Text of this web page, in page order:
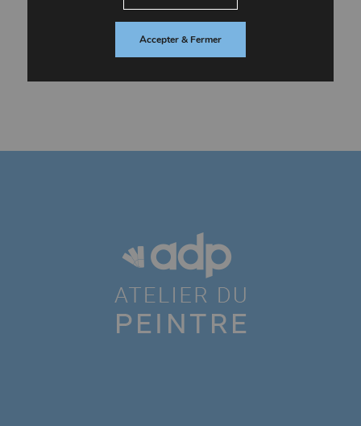
Accepter & Fermer